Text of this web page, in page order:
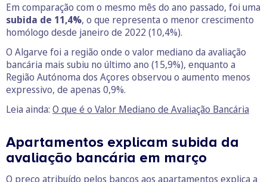
Em comparação com o mesmo mês do ano passado, foi uma
subida de 11,4%, o que representa o menor crescimento
homólogo desde janeiro de 2022 (10,4%).
O Algarve foi a região onde o valor mediano da avaliação
bancária mais subiu no último ano (15,9%), enquanto a
Região Autónoma dos Açores observou o aumento menos
expressivo, de apenas 0,9%.
Leia ainda: O que é o Valor Mediano de Avaliação Bancária
Apartamentos explicam subida da
avaliação bancária em março
O preço atribuído pelos bancos aos apartamentos explica a